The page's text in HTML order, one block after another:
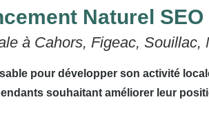
Naturel
à Cahors, Figeac,
pour développer son activité
souhaitant améliorer leur